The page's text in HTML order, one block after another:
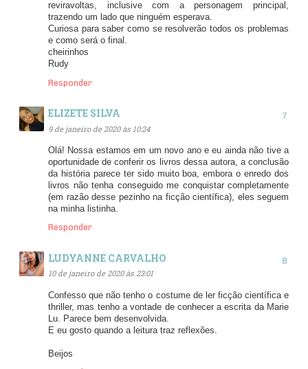
reviravoltas, inclusive com a personagem principal,
trazendo um lado que ninguém esperava.
Curiosa para saber como se resolverão todos os problemas
e como será o final.
cheirinhos
Rudy
Responder
ELIZETE SILVA
9 de janeiro de 2020 às 10:24
Olá! Nossa estamos em um novo ano e eu ainda não tive a
oportunidade de conferir os livros dessa autora, a conclusão
da história parece ter sido muito boa, embora o enredo dos
livros não tenha conseguido me conquistar completamente
(em razão desse pezinho na ficção científica), eles seguem
na minha listinha.
Responder
LUDYANNE CARVALHO
10 de janeiro de 2020 às 23:01
Confesso que não tenho o costume de ler ficção científica e
thriller, mas tenho a vontade de conhecer a escrita da Marie
Lu. Parece bem desenvolvida.
E eu gosto quando a leitura traz reflexões.
Beijos